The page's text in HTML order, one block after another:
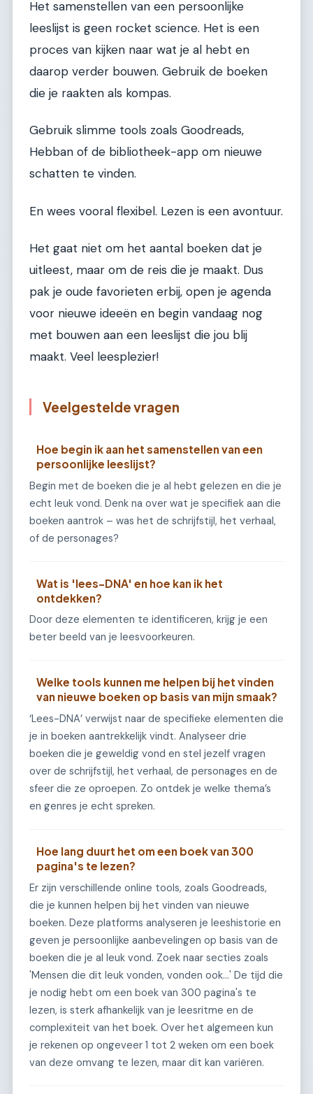
Het samenstellen van een persoonlijke
leeslijst is geen rocket science. Het is een
proces van kijken naar wat je al hebt en
daarop verder bouwen. Gebruik de boeken
die je raakten als kompas.
Gebruik slimme tools zoals Goodreads,
Hebban of de bibliotheek-app om nieuwe
schatten te vinden.
En wees vooral flexibel. Lezen is een avontuur.
Het gaat niet om het aantal boeken dat je
uitleest, maar om de reis die je maakt. Dus
pak je oude favorieten erbij, open je agenda
voor nieuwe ideeën en begin vandaag nog
met bouwen aan een leeslijst die jou blij
maakt. Veel leesplezier!
Veelgestelde vragen
Hoe begin ik aan het samenstellen van een
persoonlijke leeslijst?
Begin met de boeken die je al hebt gelezen en die je
echt leuk vond. Denk na over wat je specifiek aan die
boeken aantrok – was het de schrijfstijl, het verhaal,
of de personages?
Wat is 'lees-DNA' en hoe kan ik het
ontdekken?
Door deze elementen te identificeren, krijg je een
beter beeld van je leesvoorkeuren.
Welke tools kunnen me helpen bij het vinden
van nieuwe boeken op basis van mijn smaak?
‘Lees-DNA’ verwijst naar de specifieke elementen die
je in boeken aantrekkelijk vindt. Analyseer drie
boeken die je geweldig vond en stel jezelf vragen
over de schrijfstijl, het verhaal, de personages en de
sfeer die ze oproepen. Zo ontdek je welke thema’s
en genres je echt spreken.
Hoe lang duurt het om een boek van 300
pagina's te lezen?
Er zijn verschillende online tools, zoals Goodreads,
die je kunnen helpen bij het vinden van nieuwe
boeken. Deze platforms analyseren je leeshistorie en
geven je persoonlijke aanbevelingen op basis van de
boeken die je al leuk vond. Zoek naar secties zoals
'Mensen die dit leuk vonden, vonden ook...' De tijd die
je nodig hebt om een boek van 300 pagina's te
lezen, is sterk afhankelijk van je leesritme en de
complexiteit van het boek. Over het algemeen kun
je rekenen op ongeveer 1 tot 2 weken om een boek
van deze omvang te lezen, maar dit kan variëren.